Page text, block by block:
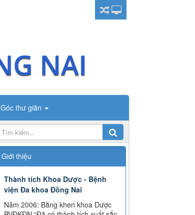
Góc thư giãn
Giới thiệu
Thành tích Khoa Dược - Bệnh
viện Đa khoa Đồng Nai
Năm 2006: Bằng khen khoa Dược